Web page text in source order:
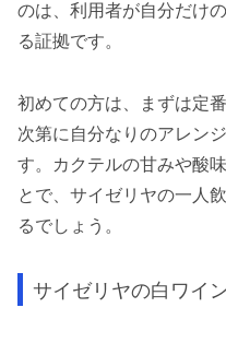
のは、利用者が自分だけ
る証拠です。
初めての方は、まずは定
次第に自分なりのアレン
す。カクテルの甘みや酸
とで、サイゼリヤの一人
るでしょう。
サイゼリヤの白ワイ